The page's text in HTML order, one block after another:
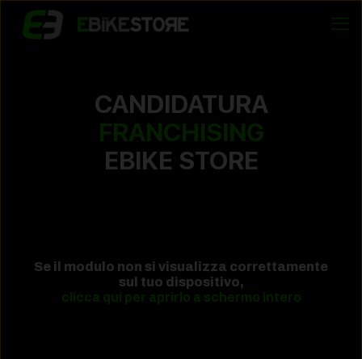
CANDIDATURA
FRANCHISING
EBIKE STORE
Se il modulo non si visualizza correttamente
sul tuo dispositivo,
clicca qui per aprirlo a schermo intero